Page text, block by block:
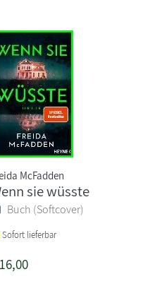
McFadden
sie wüsste
Buch (Softcover)
Sofort lieferbar